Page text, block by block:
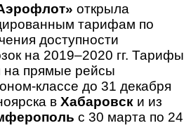
открыла
тарифам по
доступности
на 2019–2020 гг. Тарифы
на прямые рейсы
классе до 31 декабря
в Хабаровск и из
с 30 марта по 24